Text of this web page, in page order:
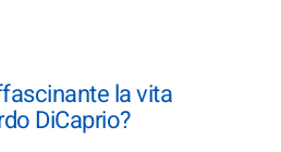
la vita
DiCaprio?